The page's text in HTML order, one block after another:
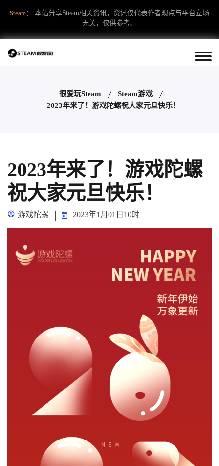
Steam：
本站分享Steam相关资讯，资讯仅代表作者观点与平台立场
无关，仅供参考。
很爱玩Steam
Steam游戏
2023年来了！游戏陀螺祝大家元旦快乐！
2023年来了！游戏陀螺
祝大家元旦快乐！
游戏陀螺 2023年1月01日10时